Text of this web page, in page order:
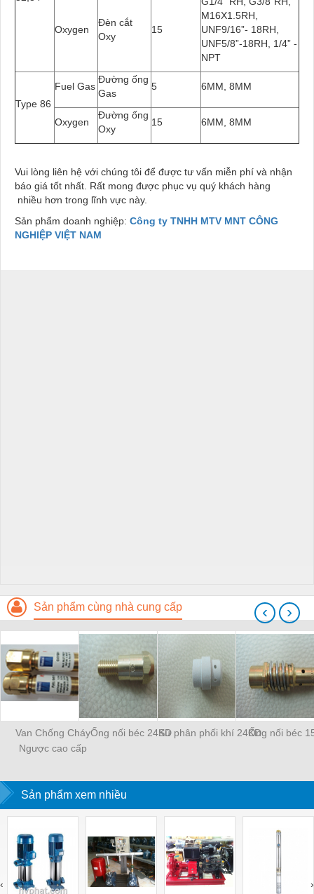
Oxygen
Đèn cắt
Oxy
15
M16X1.5RH,
UNF9/16”- 18RH,
UNF5/8”-18RH, 1/4” -
NPT
Type 86
Fuel Gas
Đường ống
Gas
5 6MM, 8MM
Oxygen
Đường ống
Oxy
15 6MM, 8MM
Vui lòng liên hệ với chúng tôi để được tư vấn miễn phí và nhận
báo giá tốt nhất. Rất mong được phục vụ quý khách hàng
nhiều hơn trong lĩnh vực này.
Sản phẩm doanh nghiệp: Công ty TNHH MTV MNT CÔNG
NGHIỆP VIỆT NAM
Sản phẩm cùng nhà cung cấp
Van Chống Cháy
Ngược cao cấp
Ống nối béc 24KDSứ phân phối khí 24KDỐng nối béc
‹ ›
Sản phẩm xem nhiều
‹ ›